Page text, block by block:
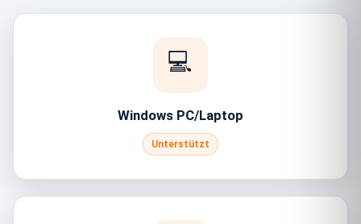
💻
Windows PC/Laptop
Unterstützt